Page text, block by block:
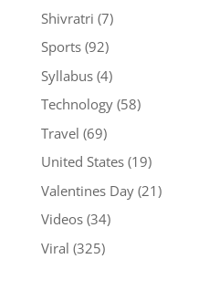
Shivratri (7)
Sports(92)
Syllabus(4)
Technology(58)
Travel (69)
United States(19)
Valentines Day(21)
Videos(34)
Viral (325)